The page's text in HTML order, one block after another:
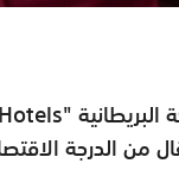
"
من الدرجة